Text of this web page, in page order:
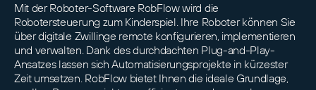
Mit der Roboter-Software RobFlow wird die
Robotersteuerung zum Kinderspiel. Ihre Roboter können Sie
über digitale Zwillinge remote konfigurieren, implementieren
und verwalten. Dank des durchdachten Plug-and-Play-
Ansatzes lassen sich Automatisierungsprojekte in kürzester
Zeit umsetzen. RobFlow bietet Ihnen die ideale Grundlage,